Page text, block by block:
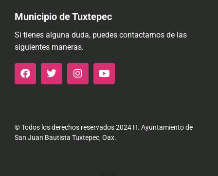
Municipio de Tuxtepec
Si tienes alguna duda, puedes contactarnos de las
siguientes maneras.
© Todos los derechos reservados 2024 H. Ayuntamiento de
San Juan Bautista Tuxtepec, Oax.